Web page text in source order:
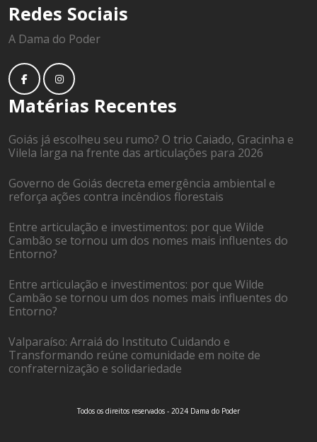
Redes Sociais
A Dama do Poder
Matérias Recentes
Goiás já escolheu seu rumo? O trio Caiado, Gracinha e
Vilela larga na frente das articulações para 2026
Governo de Goiás decreta emergência ambiental e
reforça ações contra incêndios florestais
Entre articulação e investimentos: por que Wilde
Cambão se tornou um dos nomes mais influentes do
Entorno?
Entre articulação e investimentos: por que Wilde
Cambão se tornou um dos nomes mais influentes do
Entorno?
Valparaíso: Arraiá do Instituto Cuidando e
Transformando reúne comunidade em noite de
confraternização e solidariedade
Todos os direitos reservados - 2024 Dama do Poder